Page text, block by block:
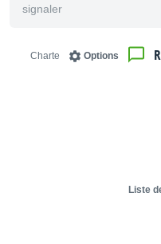
signaler
Options
Charte
Liste